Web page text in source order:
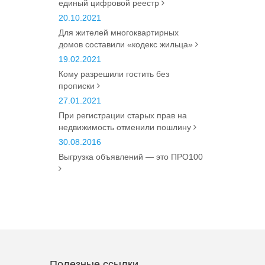
единый цифровой реестр
20.10.2021
Для жителей многоквартирных
домов составили «кодекс жильца»
19.02.2021
Кому разрешили гостить без
прописки
27.01.2021
При регистрации старых прав на
недвижимость отменили пошлину
30.08.2016
Выгрузка объявлений — это ПРО100